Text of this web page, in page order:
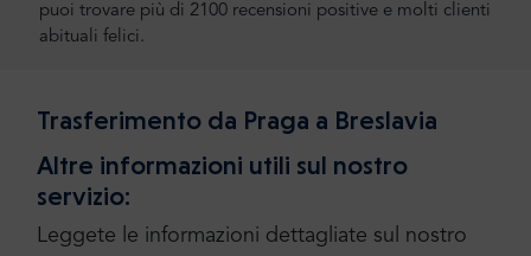
puoi trovare più di 2100 recensioni positive e molti clienti
abituali felici.
Trasferimento da Praga a Breslavia
Altre informazioni utili sul nostro
servizio:
Leggete le informazioni dettagliate sul nostro